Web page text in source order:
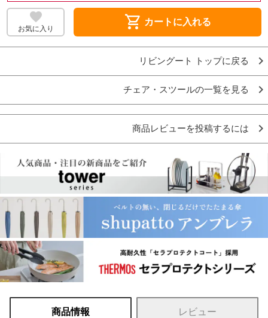
お気に入り shopping_cart カートに入れる
リビングート トップに戻る
チェア・スツールの一覧を見る
商品レビューを投稿するには
商品情報 レビュー